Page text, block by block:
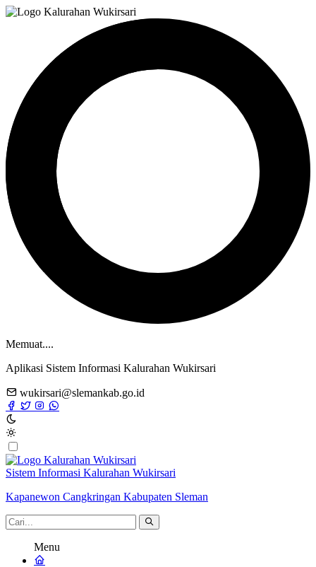
Memuat....
Aplikasi Sistem Informasi Kalurahan Wukirsari
wukirsari@slemankab.go.id
Sistem Informasi Kalurahan Wukirsari
Kapanewon Cangkringan Kabupaten Sleman
Menu